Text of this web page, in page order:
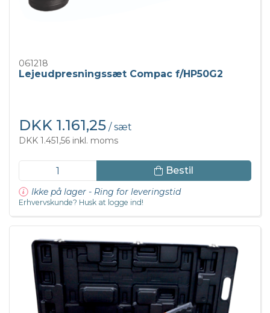
061218
Lejeudpresningssæt Compac f/HP50G2
DKK 1.161,25 / sæt
DKK 1.451,56 inkl. moms
Bestil
Ikke på lager - Ring for leveringstid
Erhvervskunde? Husk at logge ind!